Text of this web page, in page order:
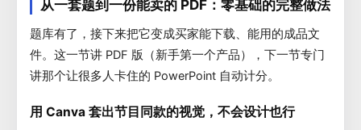
从一套题到一份能卖的 PDF：零基础的完整做法
题库有了，接下来把它变成买家能下载、能用的成品文
件。这一节讲 PDF 版（新手第一个产品），下一节专门
讲那个让很多人卡住的 PowerPoint 自动计分。
用 Canva 套出节目同款的视觉，不会设计也行